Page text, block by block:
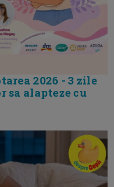
2026 - 3 zile
sa alapteze cu